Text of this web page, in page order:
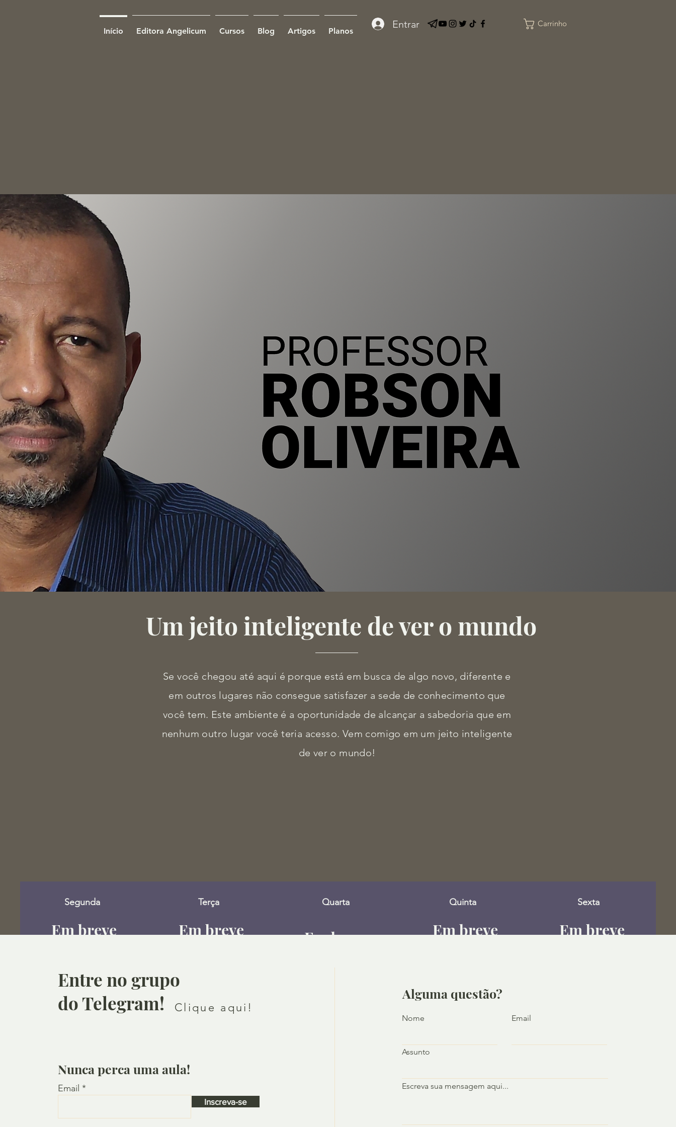
Início Editora Angelicum Cursos Blog Artigos Planos
Entrar Carrinho
Um jeito inteligente de ver o mundo
Se você chegou até aqui é porque está em busca de algo novo, diferente e
em outros lugares não consegue satisfazer a sede de conhecimento que
você tem. Este ambiente é a oportunidade de alcançar a sabedoria que em
nenhum outro lugar você teria acesso. Vem comigo em um jeito inteligente
de ver o mundo!
Segunda
Em breve
informações
Terça
Em breve
Quarta
Em breve
Quinta
Em breve
Sexta
Em breve
Entre no grupo
do Telegram!
Clique aqui!
Nunca perca uma aula!
Email
Inscreva-se
Alguma questão?
Nome Email
Assunto
Escreva sua mensagem aqui...